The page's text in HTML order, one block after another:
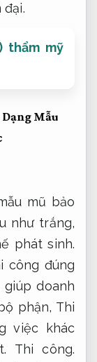
đại.
thẩm mỹ
Mẫu
mũ bảo
như trắng,
phát sinh.
công đúng
giúp doanh
phận, Thi
việc khác
Thi công.